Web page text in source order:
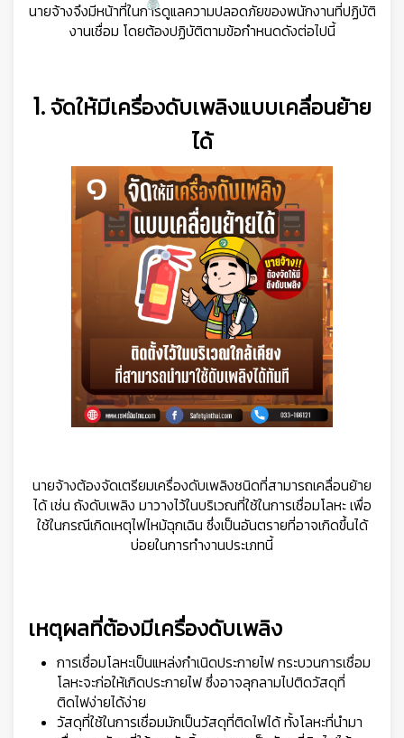
นายจ้างจึงมีหน้าที่ในการดูแลความปลอดภัยของพนักงานที่ปฏิบัติ
งานเชื่อม โดยต้องปฏิบัติตามข้อกำหนดดังต่อไปนี้
1. จัดให้มีเครื่องดับเพลิงแบบเคลื่อนย้าย
ได้
นายจ้างต้องจัดเตรียมเครื่องดับเพลิงชนิดที่สามารถเคลื่อนย้าย
ได้ เช่น ถังดับเพลิง มาวางไว้ในบริเวณที่ใช้ในการเชื่อมโลหะ เพื่อ
ใช้ในกรณีเกิดเหตุไฟไหม้ฉุกเฉิน ซึ่งเป็นอันตรายที่อาจเกิดขึ้นได้
บ่อยในการทำงานประเภทนี้
เหตุผลที่ต้องมีเครื่องดับเพลิง
การเชื่อมโลหะเป็นแหล่งกำเนิดประกายไฟ กระบวนการเชื่อม
โลหะจะก่อให้เกิดประกายไฟ ซึ่งอาจลุกลามไปติดวัสดุที่
ติดไฟง่ายได้ง่าย
วัสดุที่ใช้ในการเชื่อมมักเป็นวัสดุที่ติดไฟได้ ทั้งโลหะที่นำมา